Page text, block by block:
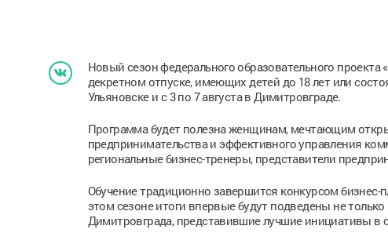
Новый сезон федерального образовательного
декретном отпуске, имеющих детей до 18 лет или
Ульяновске и с 3 по 7 августа в Димитровграде.
Программа будет полезна женщинам, мечтающим
предпринимательства и эффективного управления
региональные бизнес-тренеры, представители
Обучение традиционно завершится конкурсом
этом сезоне итоги впервые будут подведены не
Димитровграда, представившие лучшие инициативы в